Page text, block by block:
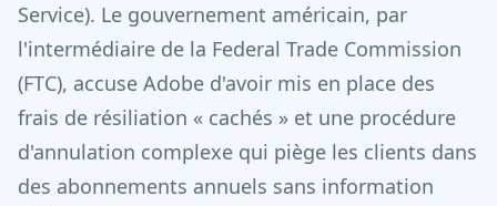
Service). Le gouvernement américain, par
l'intermédiaire de la Federal Trade Commission
(FTC), accuse Adobe d'avoir mis en place des
frais de résiliation « cachés » et une procédure
d'annulation complexe qui piège les clients dans
des abonnements annuels sans information